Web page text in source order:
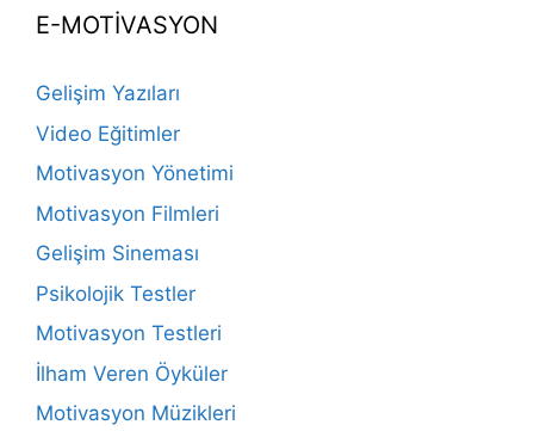
E-MOTİVASYON
Gelişim Yazıları
Video Eğitimler
Motivasyon Yönetimi
Motivasyon Filmleri
Gelişim Sineması
Psikolojik Testler
Motivasyon Testleri
İlham Veren Öyküler
Motivasyon Müzikleri